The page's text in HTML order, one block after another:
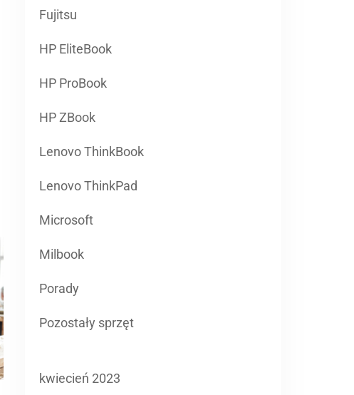
Fujitsu
HP EliteBook
HP ProBook
HP ZBook
Lenovo ThinkBook
Lenovo ThinkPad
Microsoft
Milbook
Porady
Pozostały sprzęt
kwiecień 2023